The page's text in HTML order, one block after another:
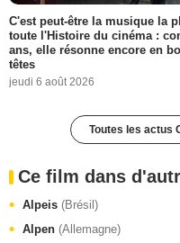
C'est peut-être la musique la
toute l'Histoire du cinéma :
ans, elle résonne encore en
têtes
jeudi 6 août 2026
Toutes les actus
Ce film dans
Alpeis (Brésil)
Alpen (Allemagne)